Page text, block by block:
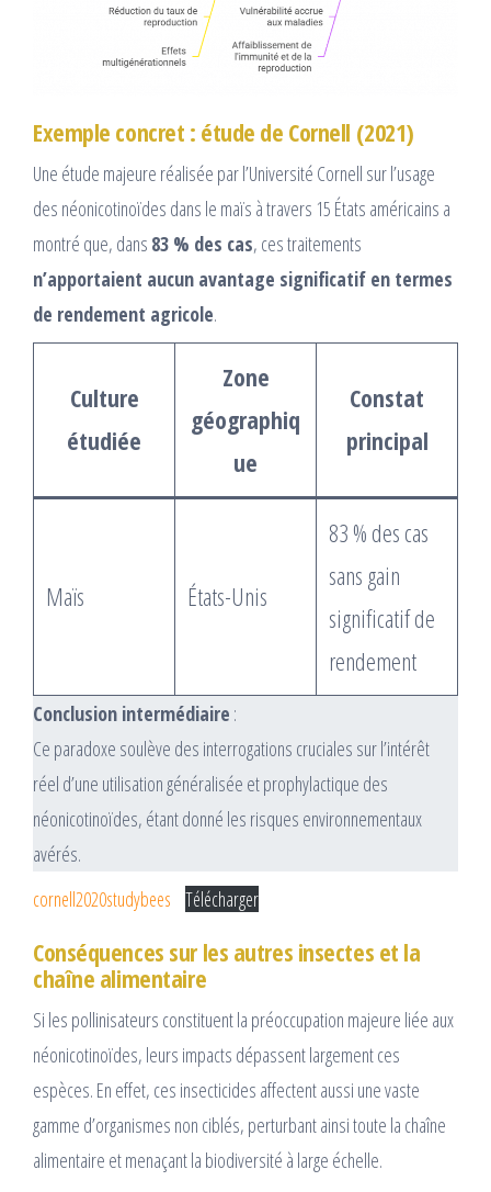
Exemple concret : étude de Cornell (2021)
Une étude majeure réalisée par l’Université Cornell sur l’usage
des néonicotinoïdes dans le maïs à travers 15 États américains a
montré que, dans 83 % des cas, ces traitements
n’apportaient aucun avantage significatif en termes
de rendement agricole.
Culture
étudiée
Zone
géographiq
ue
Constat
principal
Maïs États-Unis
83 % des cas
sans gain
significatif de
rendement
Conclusion intermédiaire :
Ce paradoxe soulève des interrogations cruciales sur l’intérêt
réel d’une utilisation généralisée et prophylactique des
néonicotinoïdes, étant donné les risques environnementaux
avérés.
cornell2020studybees Télécharger
Conséquences sur les autres insectes et la
chaîne alimentaire
Si les pollinisateurs constituent la préoccupation majeure liée aux
néonicotinoïdes, leurs impacts dépassent largement ces
espèces. En effet, ces insecticides affectent aussi une vaste
gamme d’organismes non ciblés, perturbant ainsi toute la chaîne
alimentaire et menaçant la biodiversité à large échelle.